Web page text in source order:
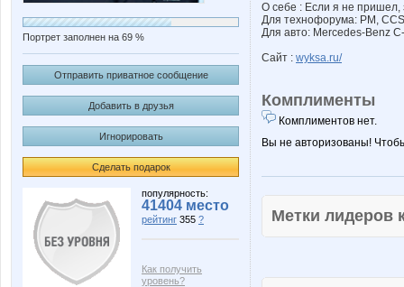
Портрет заполнен на 69 %
Отправить приватное сообщение
Добавить в друзья
Игнорировать
Сделать подарок
популярность:
41404 место
рейтинг 355 ?
Как получить
уровень?
О себе : Если я не пришел,
Для технофорума: PM,
Для авто: Mercedes-Benz
Сайт : wyksa.ru/
Комплименты
Комплиментов нет.
Вы не авторизованы!
Метки